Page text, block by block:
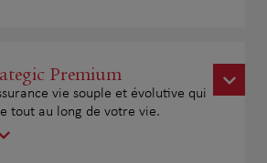
Premium
vie souple et évolutive qui
tout au long de votre vie.